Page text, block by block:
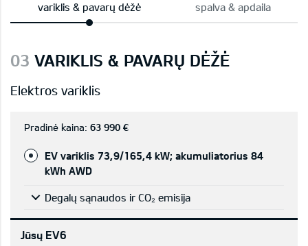
variklis & pavarų dėžė spalva & apdaila
03 VARIKLIS & PAVARŲ DĖŽĖ
Elektros variklis
Pradinė kaina: 63 990 €
EV variklis 73,9/165,4 kW; akumuliatorius 84
kWh AWD
Degalų sąnaudos ir CO₂ emisija
Jūsų EV6